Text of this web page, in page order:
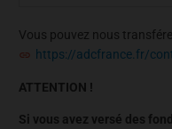
Vous pouvez nous
https://adcfrance.fr/
ATTENTION !
Si vous avez versé des